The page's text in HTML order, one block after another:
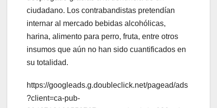
ciudadano. Los contrabandistas pretendían
internar al mercado bebidas alcohólicas,
harina, alimento para perro, fruta, entre otros
insumos que aún no han sido cuantificados en
su totalidad.
https://googleads.g.doubleclick.net/pagead/ads
?client=ca-pub-